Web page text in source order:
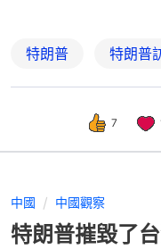
特朗普 特朗普
7
中國 中國觀察
特朗普摧毀了